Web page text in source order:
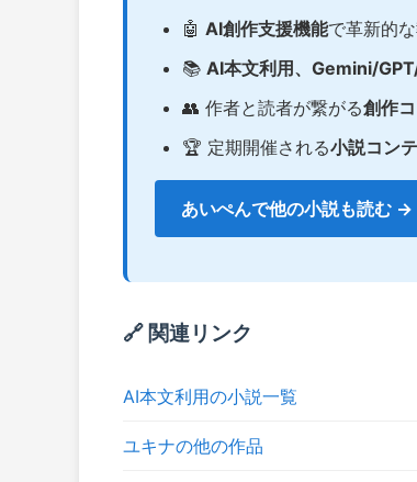
🤖 AI創作支援機能で革新的
📚 AI本文利用、Gemini/
👥 作者と読者が繋がる創作
🏆 定期開催される小説コン
あいぺんで他の小説も読む →
🔗 関連リンク
AI本文利用の小説一覧
ユキナの他の作品